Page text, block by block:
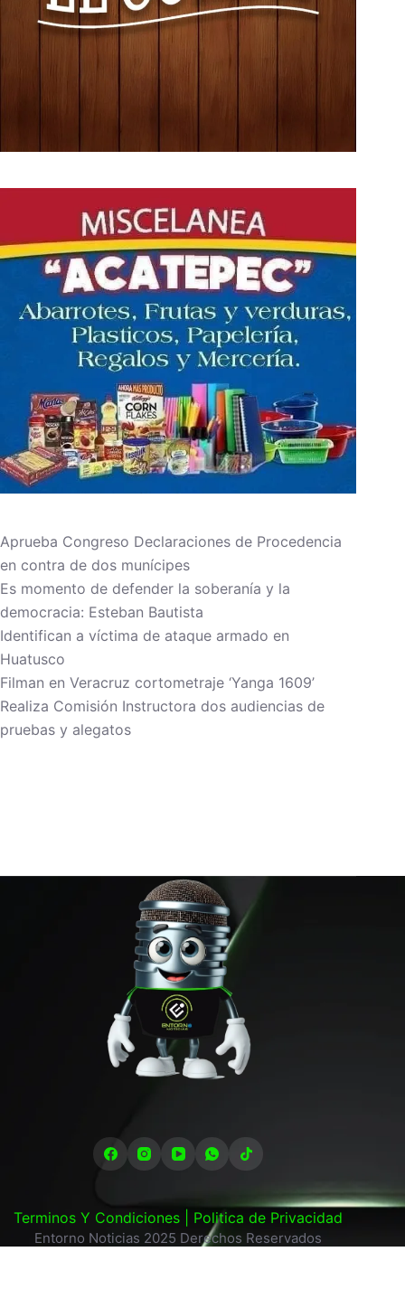
Aprueba Congreso Declaraciones de Procedencia
en contra de dos munícipes
Es momento de defender la soberanía y la
democracia: Esteban Bautista
Identifican a víctima de ataque armado en
Huatusco
Filman en Veracruz cortometraje ‘Yanga 1609’
Realiza Comisión Instructora dos audiencias de
pruebas y alegatos
Terminos Y Condiciones | Politica de Privacidad
Entorno Noticias 2025 Derechos Reservados